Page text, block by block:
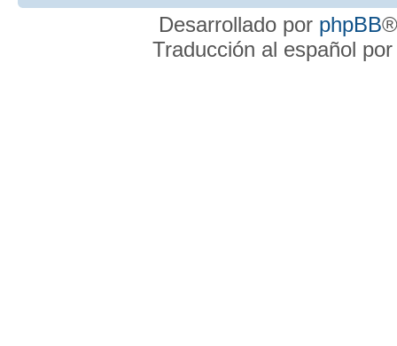
Desarrollado por phpBB
Traducción al español